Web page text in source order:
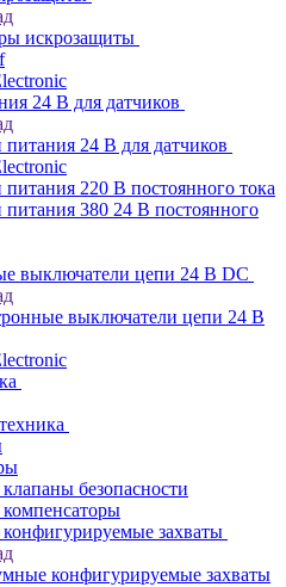
искрозащиты
24 В для датчиков
питания 24 В для датчиков
питания 220 В постоянного тока
питания 380 24 В постоянного
выключатели цепи 24 В DC
выключатели цепи 24 В
безопасности
захваты
конфигурируемые захваты